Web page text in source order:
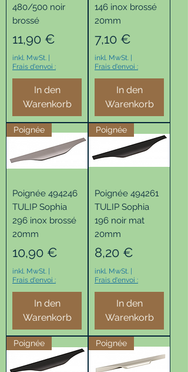
480/500 noir
brossé
Preis
11,90 €
inkl. MwSt.
Frais d'envoi :
In den
Warenkorb
146 inox brossé
20mm
Preis
7,10 €
inkl. MwSt.
Frais d'envoi :
In den
Warenkorb
Poignée
Poignée 494246
TULIP Sophia
296 inox brossé
20mm
Preis
10,90 €
inkl. MwSt.
Frais d'envoi :
In den
Warenkorb
Poignée
Poignée 494261
TULIP Sophia
196 noir mat
20mm
Preis
8,20 €
inkl. MwSt.
Frais d'envoi :
In den
Warenkorb
Poignée Poignée